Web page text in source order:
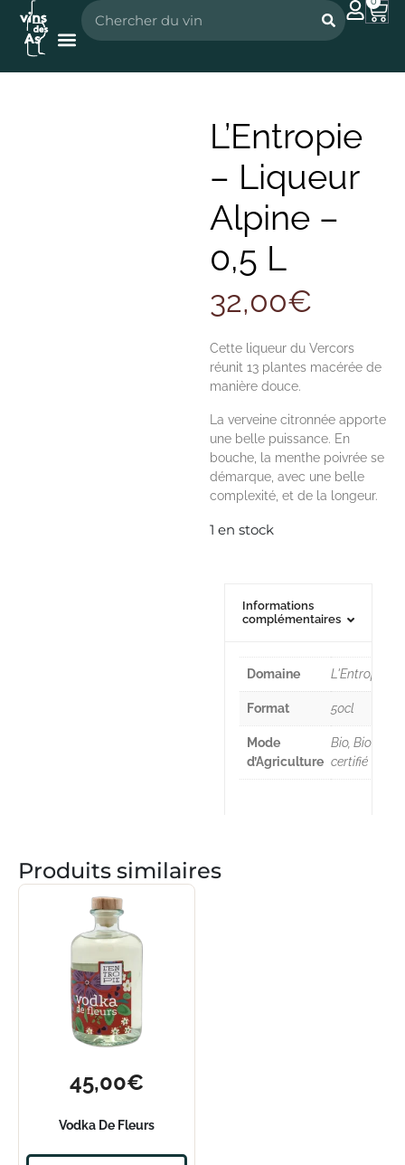
L’Entropie
– Liqueur
Alpine –
0,5 L
32,00€
Cette liqueur du Vercors
réunit 13 plantes macérée de
manière douce.
La verveine citronnée apporte
une belle puissance. En
bouche, la menthe poivrée se
démarque, avec une belle
complexité, et de la longeur.
1 en stock
Informations
complémentaires
Domaine L'Entropie
Format 50cl
Mode
d’Agriculture
Bio, Bio
certifié
Produits similaires
45,00€
Vodka De Fleurs